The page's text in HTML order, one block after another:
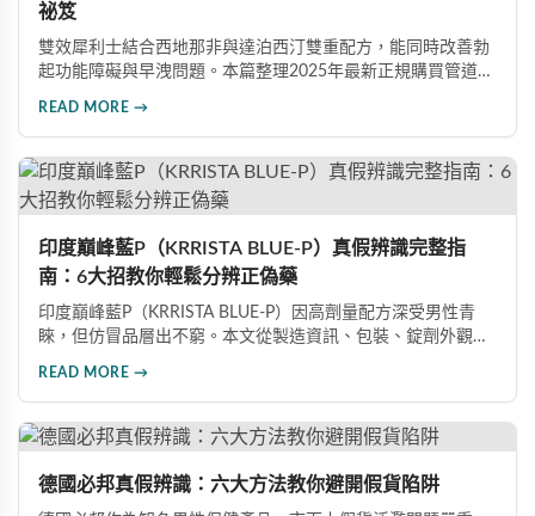
祕笈
雙效犀利士結合西地那非與達泊西汀雙重配方，能同時改善勃
起功能障礙與早洩問題。本篇整理2025年最新正規購買管道、
READ MORE →
印度巔峰藍P（KRRISTA BLUE-P）真假辨識完整指
南：6大招教你輕鬆分辨正偽藥
印度巔峰藍P（KRRISTA BLUE-P）因高劑量配方深受男性青
睞，但仿冒品層出不窮。本文從製造資訊、包裝、錠劑外觀、
READ MORE →
德國必邦真假辨識：六大方法教你避開假貨陷阱